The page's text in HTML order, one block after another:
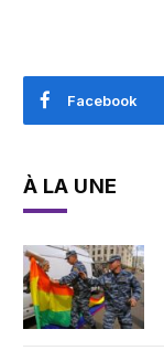
Facebook
À LA UNE